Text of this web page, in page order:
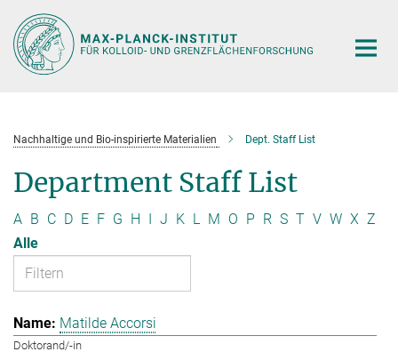
Hauptinhalt
Nachhaltige und Bio-inspirierte Materialien Dept. Staff List
Department Staff List
A B C D E F G H I J K L M O P R S T V W X Z
Alle
Matilde Accorsi
Doktorand/-in